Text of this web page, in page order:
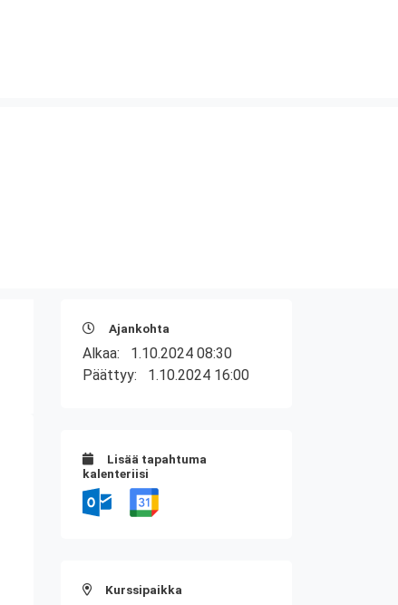
Ajankohta
Alkaa: 1.10.2024 08:30
Päättyy: 1.10.2024 16:00
Lisää tapahtuma
kalenteriisi
Kurssipaikka